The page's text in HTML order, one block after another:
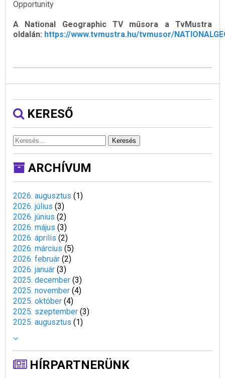
Opportunity
A National Geographic TV műsora a TvMustra
oldalán: https://www.tvmustra.hu/tvmusor/
KERESŐ
Keresés
ARCHÍVUM
2026. augusztus (1)
2026. július (3)
2026. június (2)
2026. május (3)
2026. április (2)
2026. március (5)
2026. február (2)
2026. január (3)
2025. december (3)
2025. november (4)
2025. október (4)
2025. szeptember (3)
2025. augusztus (1)
HÍRPARTNERÜNK